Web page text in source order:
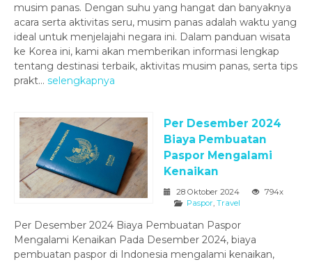
musim panas. Dengan suhu yang hangat dan banyaknya
acara serta aktivitas seru, musim panas adalah waktu yang
ideal untuk menjelajahi negara ini. Dalam panduan wisata
ke Korea ini, kami akan memberikan informasi lengkap
tentang destinasi terbaik, aktivitas musim panas, serta tips
prakt... selengkapnya
Per Desember 2024
Biaya Pembuatan
Paspor Mengalami
Kenaikan
28 Oktober 2024
794x
Paspor, Travel
Per Desember 2024 Biaya Pembuatan Paspor
Mengalami Kenaikan Pada Desember 2024, biaya
pembuatan paspor di Indonesia mengalami kenaikan,